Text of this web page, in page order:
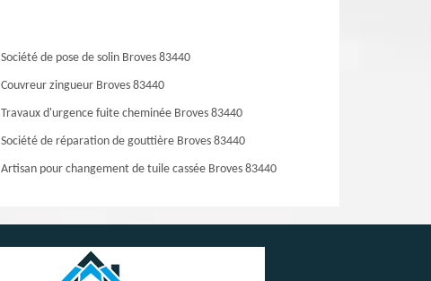
Société de pose de solin Broves 83440
Couvreur zingueur Broves 83440
Travaux d'urgence fuite cheminée Broves 83440
Société de réparation de gouttière Broves 83440
Artisan pour changement de tuile cassée Broves 83440